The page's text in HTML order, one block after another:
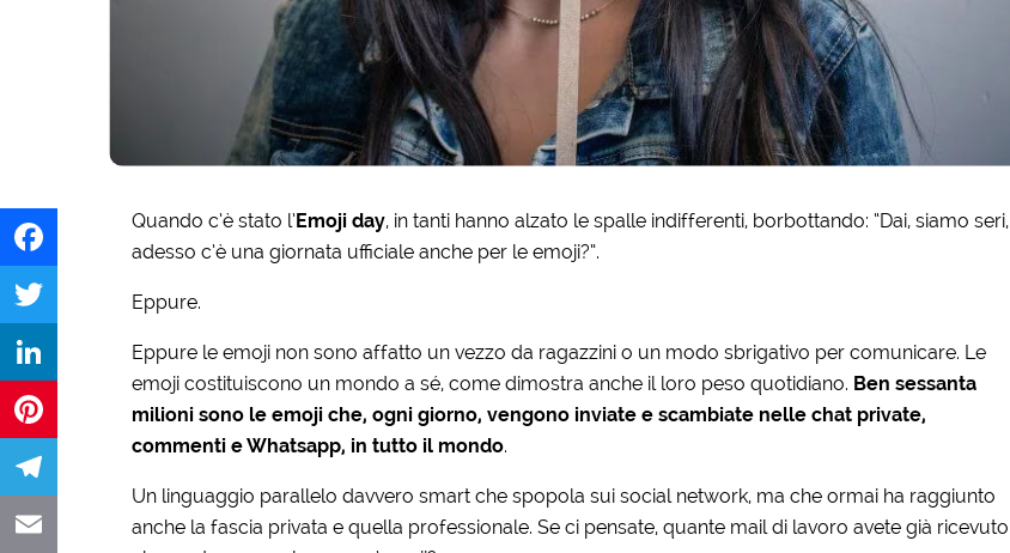
Facebook
Twitter
LinkedIn
Pinterest
Telegram
Quando c’è stato l’Emoji day, in tanti hanno alzato le spalle indifferenti, borbottando: “Dai, siamo seri,
adesso c’è una giornata ufficiale anche per le emoji?”.
Eppure.
Eppure le emoji non sono affatto un vezzo da ragazzini o un modo sbrigativo per comunicare. Le
emoji costituiscono un mondo a sé, come dimostra anche il loro peso quotidiano. Ben sessanta
milioni sono le emoji che, ogni giorno, vengono inviate e scambiate nelle chat private,
commenti e Whatsapp, in tutto il mondo.
Un linguaggio parallelo davvero smart che spopola sui social network, ma che ormai ha raggiunto
anche la fascia privata e quella professionale. Se ci pensate, quante mail di lavoro avete già ricevuto